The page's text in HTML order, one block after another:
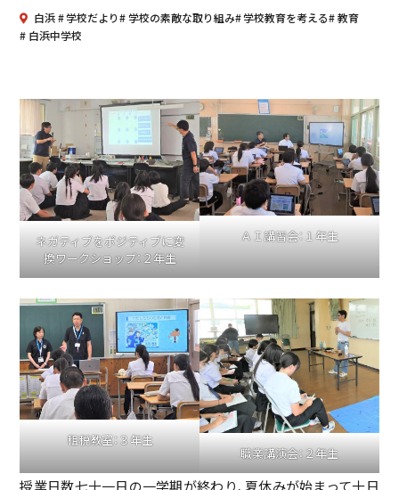
白浜 学校だより 学校の素敵な取り組み 学校教育を考える 教育
白浜中学校
ネガティブをポジティブに変
換ワークショップ：２年生
ＡＩ講習会：１年生
租税教室：３年生
職業講演会：２年生
授業日数七十一日の一学期が終わり、夏休みが始まって十日